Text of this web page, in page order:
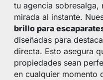
tu agencia sobresalga,
mirada al instante.
brillo para
diseñadas para
directa. Esto asegura
propiedades sean
en cualquier momento